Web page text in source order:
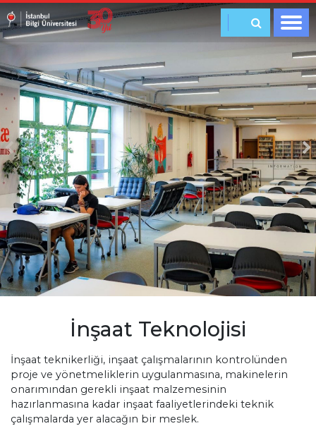
İnşaat Teknolojisi
İnşaat teknikerliği, inşaat çalışmalarının kontrolünden
proje ve yönetmeliklerin uygulanmasına, makinelerin
onarımından gerekli inşaat malzemesinin
hazırlanmasına kadar inşaat faaliyetlerindeki teknik
çalışmalarda yer alacağın bir meslek.